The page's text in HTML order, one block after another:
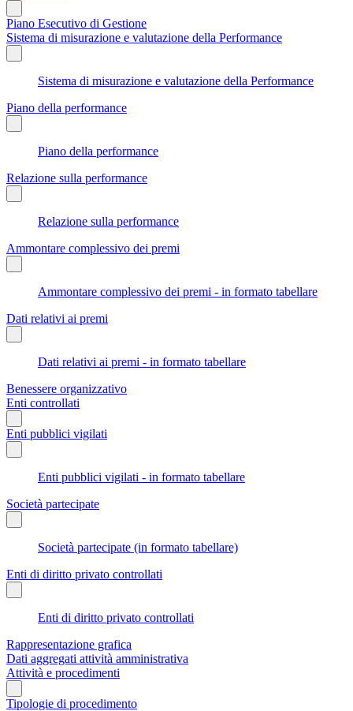
Piano Esecutivo di Gestione
Sistema di misurazione e valutazione della Performance
Sistema di misurazione e valutazione della Performance
Piano della performance
Piano della performance
Relazione sulla performance
Relazione sulla performance
Ammontare complessivo dei premi
Ammontare complessivo dei premi - in formato tabellare
Dati relativi ai premi
Dati relativi ai premi - in formato tabellare
Benessere organizzativo
Enti controllati
Enti pubblici vigilati
Enti pubblici vigilati - in formato tabellare
Società partecipate
Società partecipate (in formato tabellare)
Enti di diritto privato controllati
Enti di diritto privato controllati
Rappresentazione grafica
Dati aggregati attività amministrativa
Attività e procedimenti
Tipologie di procedimento